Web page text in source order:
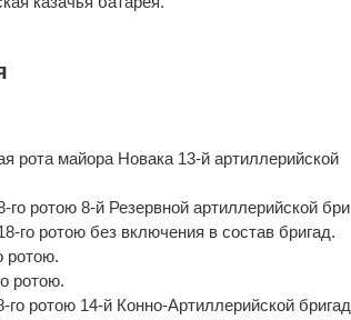
рота майора Новака 13-й артиллерийской
ротою 8-й Резервной артиллерийской
го ротою без включения в состав бригад.
ротою.
ротою.
ротою 14-й Конно-Артиллерийской